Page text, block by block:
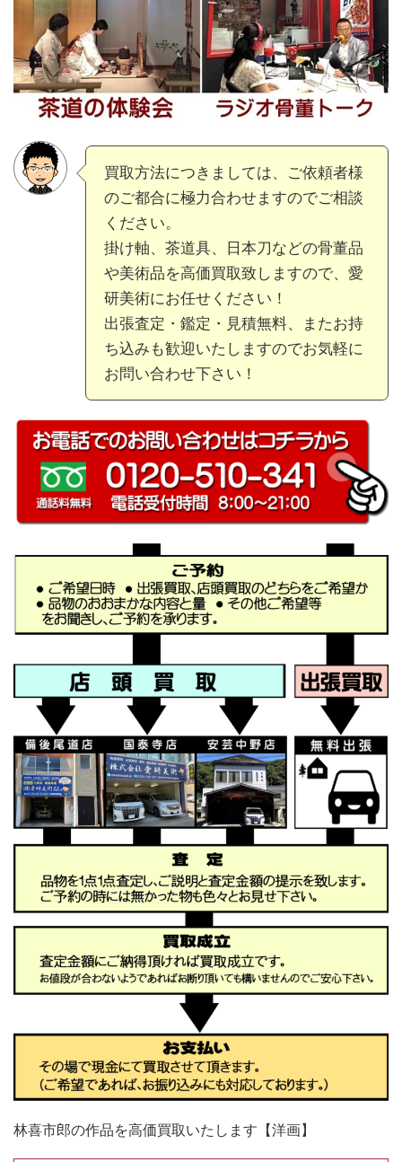
買取方法につきましては、ご依頼者様
のご都合に極力合わせますのでご相談
ください。
掛け軸、茶道具、日本刀などの骨董品
や美術品を高価買取致しますので、愛
研美術にお任せください！
出張査定・鑑定・見積無料、またお持
ち込みも歓迎いたしますのでお気軽に
お問い合わせ下さい！
林喜市郎の作品を高価買取いたします【洋画】